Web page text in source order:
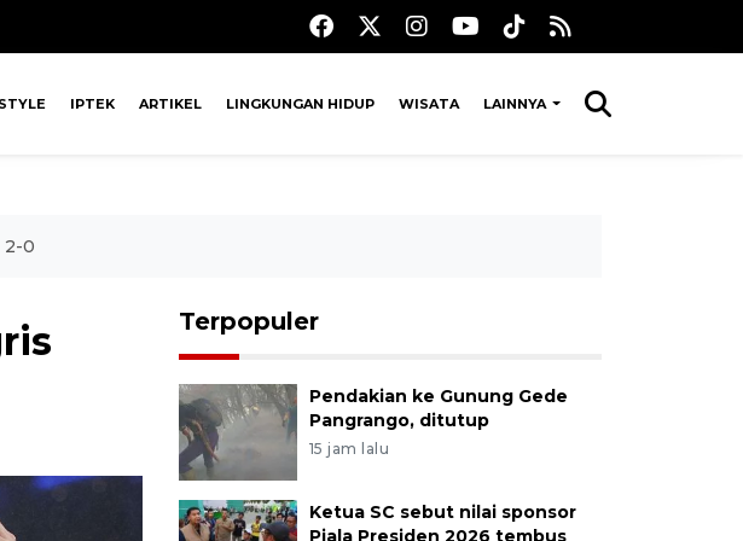
IPTEK ARTIKEL LINGKUNGAN HIDUP WISATA LAINNYA
2-0
Terpopuler
Pendakian ke Gunung Gede
Pangrango, ditutup
15 jam lalu
Ketua SC sebut nilai sponsor
Piala Presiden 2026 tembus